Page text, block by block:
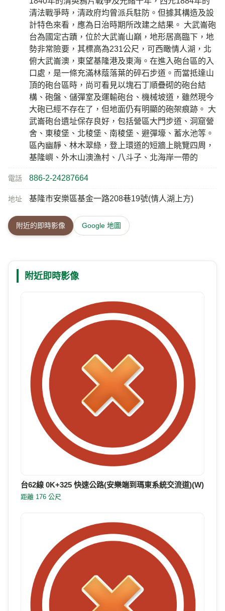
清法戰爭時，清政府均曾派兵駐防。但據其構造及設
計特色來看，應為日治時期所改建之結果。 大武崙砲
台為國定古蹟，位於大武崙山巔，地形居高臨下，地
勢非常險要，其標高為231公尺，可西瞰情人湖，北
俯大武崙澳，東望基隆港及東海。在進入砲台區的入
口處，是一條充滿林蔭落葉的碎石步道。而當抵達山
頂的砲台區時，尚可看見以塊石丁順疊砌的砲台結
構、砲盤、儲彈室及運輸砲台、機械坡道，雖然現今
大砲已經不存在了，但地面仍有明顯的砲架痕跡。 大
武崙砲台遺址保存良好，包括營區大門步道、洞窟營
舍、東稜堡、北稜堡、南稜堡、避彈壕、蓄水池等。
區內幽靜、林木翠綠，登上環道的短牆上眺覽四周，
基隆嶼、外木山澳漁村、八斗子、北海岸一帶的
電話 886-2-24287664
地址 基隆市安樂區基金一路208巷19號(情人湖上方)
附近的即時影像 Google 地圖
附近即時影像
台62線 0K+325 快速公路(安樂端到瑪東系統交流道)(W)
距離 176 公尺